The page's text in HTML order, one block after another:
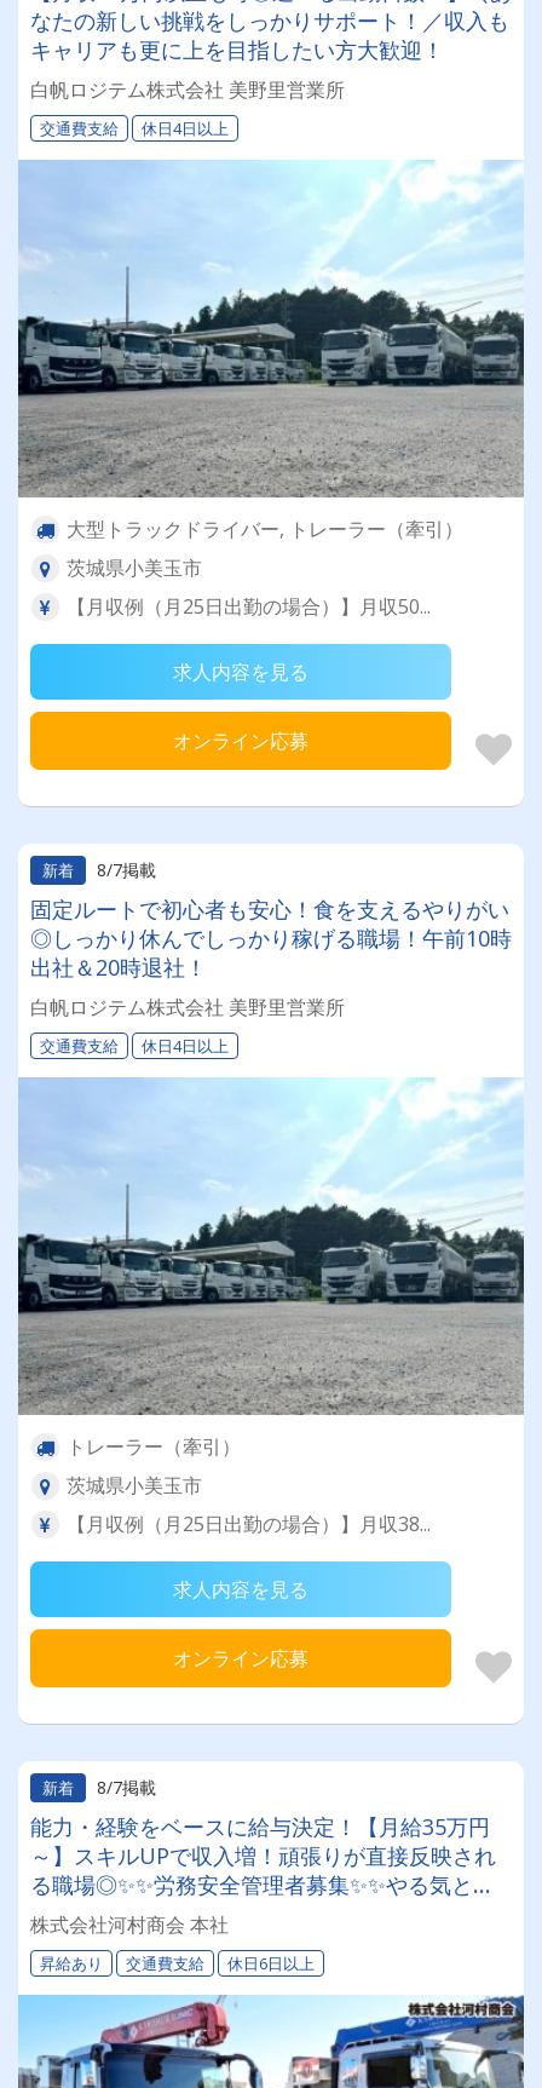
なたの新しい挑戦をしっかりサポート！／収入も
キャリアも更に上を目指したい方大歓迎！
白帆ロジテム株式会社 美野里営業所
交通費支給 休日4日以上
大型トラックドライバー, トレーラー（牽引）
茨城県小美玉市
【月収例（月25日出勤の場合）】月収50...
求人内容を見る
オンライン応募
新着 8/7掲載
固定ルートで初心者も安心！食を支えるやりがい
◎しっかり休んでしっかり稼げる職場！午前10時
出社＆20時退社！
白帆ロジテム株式会社 美野里営業所
交通費支給 休日4日以上
トレーラー（牽引）
茨城県小美玉市
【月収例（月25日出勤の場合）】月収38...
求人内容を見る
オンライン応募
新着 8/7掲載
能力・経験をベースに給与決定！【月給35万円
～】スキルUPで収入増！頑張りが直接反映され
る職場◎✨✨労務安全管理者募集✨✨やる気と頑
張りで上り詰める！昇給・キャリアアップも全て
は拳の中に＿＿＿！！！
株式会社河村商会 本社
昇給あり 交通費支給 休日6日以上